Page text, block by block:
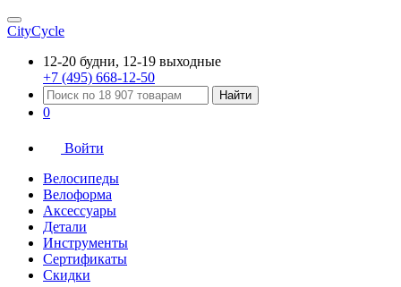
CityCycle
12-20 будни, 12-19 выходные
+7 (495) 668-12-50
Найти
0
Войти
Велосипеды
Велоформа
Аксессуары
Детали
Инструменты
Сертификаты
Скидки